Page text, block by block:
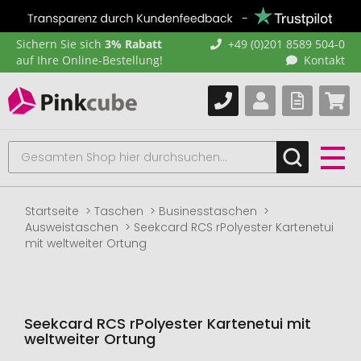
Sichern Sie sich 3% Rabatt
auf Ihre Online-Bestellung!
+49 (0)201 8589 504-0
Kontakt
Startseite Taschen
Businesstaschen
Ausweistaschen
Seekcard RCS rPolyester Kartenetui
mit weltweiter Ortung
Seekcard RCS rPolyester Kartenetui mit
weltweiter Ortung